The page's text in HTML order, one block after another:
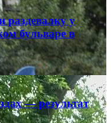
раздевалку у
бульваре в
— результат